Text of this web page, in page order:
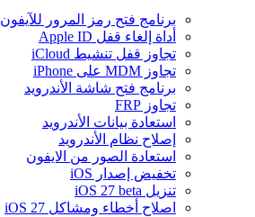
برنامج فتح رمز المرور للآيفون
أداة إلغاء قفل Apple ID
تجاوز قفل تنشيط iCloud
تجاوز MDM على iPhone
برنامج فتح شاشة الأندرويد
تجاوز FRP
استعادة بيانات الأندرويد
إصلاح نظام الأندرويد
استعادة الصور من الايفون
تخفيض إصدار iOS
تنزيل iOS 27 beta
اصلاح أخطاء ومشاكل iOS 27